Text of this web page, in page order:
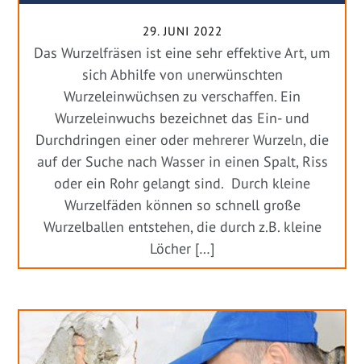
29. JUNI 2022
Das Wurzelfräsen ist eine sehr effektive Art, um
sich Abhilfe von unerwünschten
Wurzeleinwüchsen zu verschaffen. Ein
Wurzeleinwuchs bezeichnet das Ein- und
Durchdringen einer oder mehrerer Wurzeln, die
auf der Suche nach Wasser in einen Spalt, Riss
oder ein Rohr gelangt sind. Durch kleine
Wurzelfäden können so schnell große
Wurzelballen entstehen, die durch z.B. kleine
Löcher […]